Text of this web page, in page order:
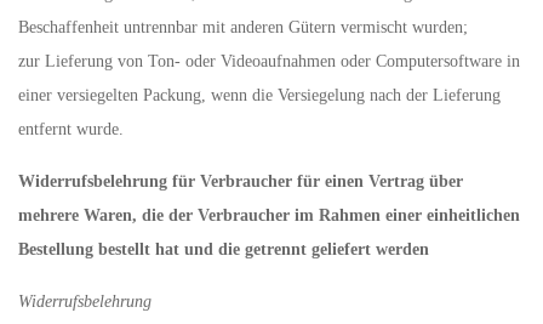
Beschaffenheit untrennbar mit anderen Gütern vermischt wurden;
zur Lieferung von Ton- oder Videoaufnahmen oder Computersoftware in
einer versiegelten Packung, wenn die Versiegelung nach der Lieferung
entfernt wurde.
Widerrufsbelehrung für Verbraucher für einen Vertrag über
mehrere Waren, die der Verbraucher im Rahmen einer einheitlichen
Bestellung bestellt hat und die getrennt geliefert werden
Widerrufsbelehrung